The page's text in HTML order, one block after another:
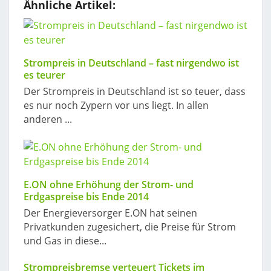
Ähnliche Artikel:
Strompreis in Deutschland – fast nirgendwo ist
es teurer
Der Strompreis in Deutschland ist so teuer, dass
es nur noch Zypern vor uns liegt. In allen
anderen ...
E.ON ohne Erhöhung der Strom- und
Erdgaspreise bis Ende 2014
Der Energieversorger E.ON hat seinen
Privatkunden zugesichert, die Preise für Strom
und Gas in diese...
Strompreisbremse verteuert Tickets im